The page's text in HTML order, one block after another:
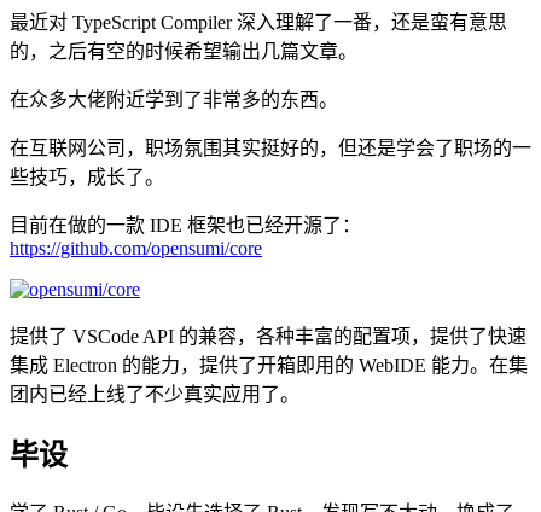
最近对 TypeScript Compiler 深入理解了一番，还是蛮有意思
的，之后有空的时候希望输出几篇文章。
在众多大佬附近学到了非常多的东西。
在互联网公司，职场氛围其实挺好的，但还是学会了职场的一
些技巧，成长了。
目前在做的一款 IDE 框架也已经开源了：
https://github.com/opensumi/core
提供了 VSCode API 的兼容，各种丰富的配置项，提供了快速
集成 Electron 的能力，提供了开箱即用的 WebIDE 能力。在集
团内已经上线了不少真实应用了。
毕设